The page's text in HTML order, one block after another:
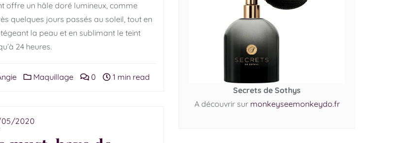
offre un hâle doré lumineux, comme
quelques jours passés au soleil, tout en
la peau et en sublimant le teint
24 heures.
Maquillage 0 1 min read
2020
Secrets de Sothys
A découvrir sur monkeyseemonkeydo.fr